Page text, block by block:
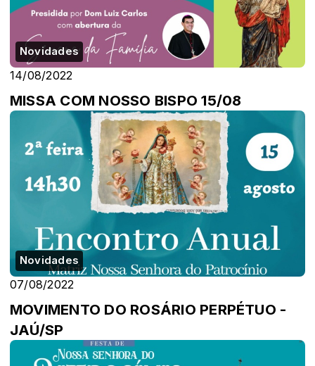
Novidades
14/08/2022
MISSA COM NOSSO BISPO 15/08
Novidades
07/08/2022
MOVIMENTO DO ROSÁRIO PERPÉTUO -
JAÚ/SP